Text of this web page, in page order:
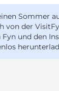
Sommer
von der
und den